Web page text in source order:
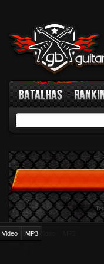
GB TV
Rádio
Video MP3